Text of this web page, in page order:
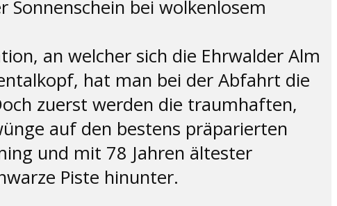
bei wolkenlosem
an welcher sich die Ehrwalder Alm
hat man bei der Abfahrt die
zuerst werden die traumhaften,
auf den bestens präparierten
und mit 78 Jahren ältester
Piste hinunter.